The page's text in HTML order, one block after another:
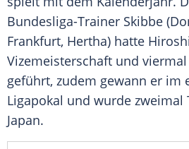
Bundesliga-Trainer Skibbe
Frankfurt, Hertha) hatte
Vizemeisterschaft und
geführt, zudem gewann er im
Ligapokal und wurde zweimal
Japan.